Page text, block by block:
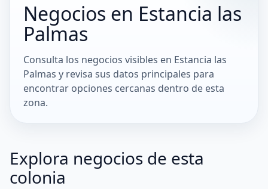
Negocios en Estancia las
Palmas
Consulta los negocios visibles en Estancia las
Palmas y revisa sus datos principales para
encontrar opciones cercanas dentro de esta
zona.
Explora negocios de esta
colonia